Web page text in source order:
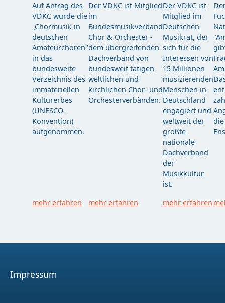
Auf Antrag des
VDKC wurde die
„Chormusik in
deutschen
Amateurchören"
in das
bundesweite
Verzeichnis des
immateriellen
Kulturerbes
(UNESCO-
Konvention)
aufgenommen.
mehr erfahren
Der VDKC ist Mitglied
im
Bundesmusikverband
Chor & Orchester -
dem übergreifenden
Dachverband von
bundesweit tätigen
weltlichen und
kirchlichen Chor- und
Orchesterverbänden.
mehr erfahren
Der VDKC ist
Mitglied im
Deutschen
Musikrat, der
sich für die
Interessen von
15 Millionen
musizierenden
Menschen in
Deutschland
engagiert und
weltweit der
größte
nationale
Dachverband
der
Musikkultur
ist.
mehr erfahren
die
Impressum